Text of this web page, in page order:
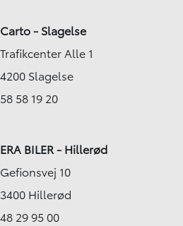
Carto - Slagelse
Trafikcenter Alle 1
4200 Slagelse
58 58 19 20
ERA BILER - Hillerød
Gefionsvej 10
3400 Hillerød
48 29 95 00